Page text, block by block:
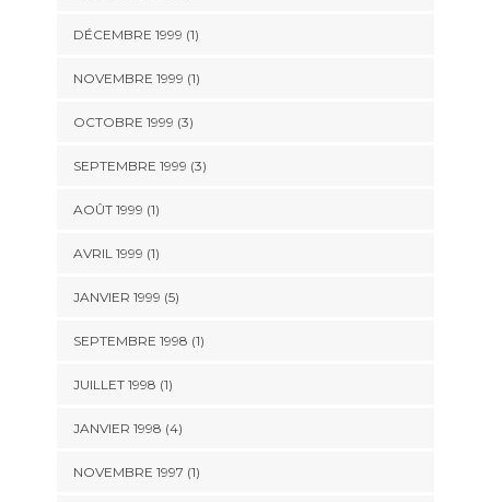
DÉCEMBRE 1999 (1)
NOVEMBRE 1999 (1)
OCTOBRE 1999 (3)
SEPTEMBRE 1999 (3)
AOÛT 1999 (1)
AVRIL 1999 (1)
JANVIER 1999 (5)
SEPTEMBRE 1998 (1)
JUILLET 1998 (1)
JANVIER 1998 (4)
NOVEMBRE 1997 (1)